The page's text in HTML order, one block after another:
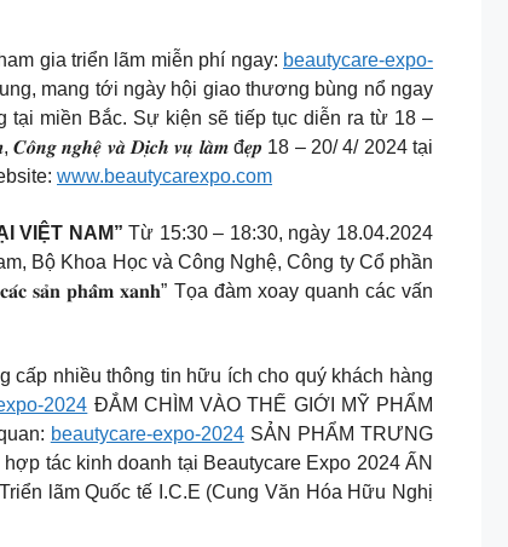
gia triển lãm miễn phí ngay: beautycare-expo-
mang tới ngày hội giao thương bùng nổ ngay
miền Bắc. Sự kiện sẽ tiếp tục diễn ra từ 18 –
𝒏𝒈𝒉𝒆̣̂ 𝒗𝒂̀ 𝑫𝒊̣𝒄𝒉 𝒗𝒖̣ 𝒍𝒂̀𝒎 đ𝒆̣𝒑 18 – 20/ 4/ 2024 tại
www.beautycarexpo.com
VIỆT NAM” Từ 15:30 – 18:30, ngày 18.04.2024
Bộ Khoa Học và Công Nghệ, Công ty Cổ phần
𝐬𝐚̉𝐧 𝐩𝐡𝐚̂̉𝐦 𝐱𝐚𝐧𝐡” Tọa đàm xoay quanh các vấn
nhiều thông tin hữu ích cho quý khách hàng
2024 ĐẮM CHÌM VÀO THẾ GIỚI MỸ PHẨM
beautycare-expo-2024SẢN PHẨM TRƯNG
tác kinh doanh tại Beautycare Expo 2024 ẤN
lãm Quốc tế I.C.E (Cung Văn Hóa Hữu Nghị